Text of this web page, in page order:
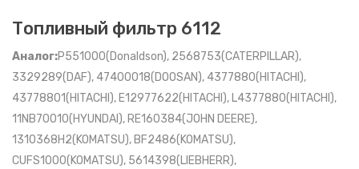
Топливный фильтр 6112
Аналог:P551000(Donaldson), 2568753(CATERPILLAR),
3329289(DAF), 47400018(DOOSAN), 4377880(HITACHI),
43778801(HITACHI), E12977622(HITACHI), L4377880(HITACHI),
11NB70010(HYUNDAI), RE160384(JOHN DEERE),
1310368H2(KOMATSU), BF2486(KOMATSU),
CUFS1000(KOMATSU), 5614398(LIEBHERR),